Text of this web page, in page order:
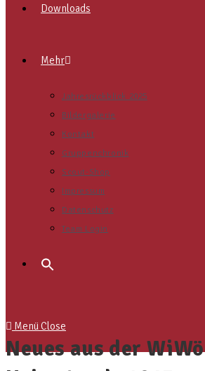
Downloads
Mehr
Jahresrückblick 2025
Bildergalerie
Kontakt
Gruppenchronik
Scout-Shop
Impressum
Datenschutz
Team Login
for:
MenüClose
Neues aus der WiWö